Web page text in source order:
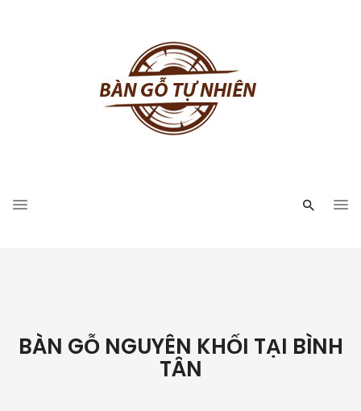
BÀN GỖ NGUYÊN KHỐI TẠI BÌNH
TÂN